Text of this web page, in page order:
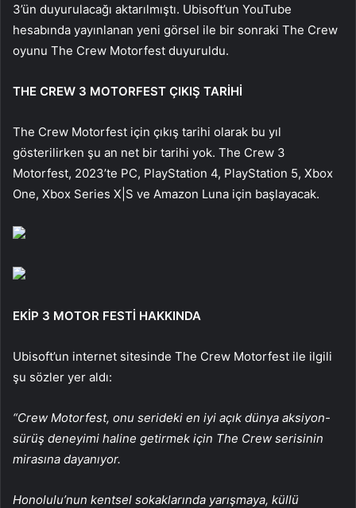
3’ün duyurulacağı aktarılmıştı. Ubisoft’un YouTube
hesabında yayınlanan yeni görsel ile bir sonraki The Crew
oyunu The Crew Motorfest duyuruldu.
THE CREW 3 MOTORFEST ÇIKIŞ TARİHİ
The Crew Motorfest için çıkış tarihi olarak bu yıl
gösterilirken şu an net bir tarihi yok. The Crew 3
Motorfest, 2023’te PC, PlayStation 4, PlayStation 5, Xbox
One, Xbox Series X|S ve Amazon Luna için başlayacak.
EKİP 3 MOTOR FESTİ HAKKINDA
Ubisoft’un internet sitesinde The Crew Motorfest ile ilgili
şu sözler yer aldı:
“Crew Motorfest, onu serideki en iyi açık dünya aksiyon-
sürüş deneyimi haline getirmek için The Crew serisinin
mirasına dayanıyor.
Honolulu’nun kentsel sokaklarında yarışmaya, küllü